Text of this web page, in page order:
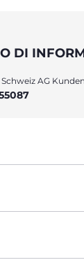
DI
AG